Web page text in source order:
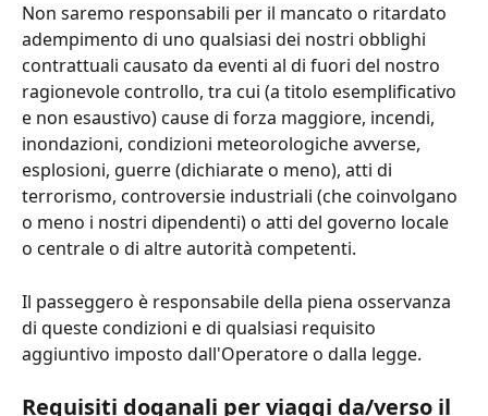
Non saremo responsabili per il mancato o ritardato
adempimento di uno qualsiasi dei nostri obblighi
contrattuali causato da eventi al di fuori del nostro
ragionevole controllo, tra cui (a titolo esemplificativo
e non esaustivo) cause di forza maggiore, incendi,
inondazioni, condizioni meteorologiche avverse,
esplosioni, guerre (dichiarate o meno), atti di
terrorismo, controversie industriali (che coinvolgano
o meno i nostri dipendenti) o atti del governo locale
o centrale o di altre autorità competenti.
Il passeggero è responsabile della piena osservanza
di queste condizioni e di qualsiasi requisito
aggiuntivo imposto dall'Operatore o dalla legge.
Requisiti doganali per viaggi da/verso il